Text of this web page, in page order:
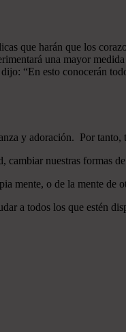
que harán que los
una mayor
“En esto conocerán
y adoración. Por tanto,
nuestras formas
mente, o de la mente de
a todos los que estén